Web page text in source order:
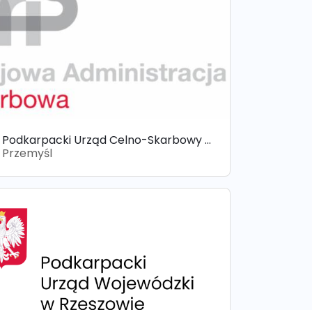
Podkarpacki Urząd Celno-Skarbowy w Przemyślu
Przemyśl